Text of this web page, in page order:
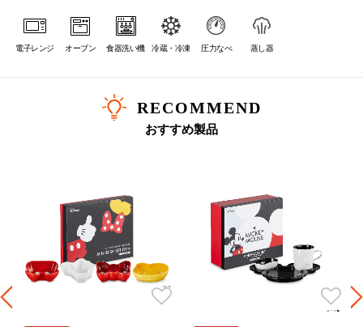
電子レンジ オーブン 食器洗い機 冷蔵・冷凍 圧力なべ 蒸し器
RECOMMEND
おすすめ製品